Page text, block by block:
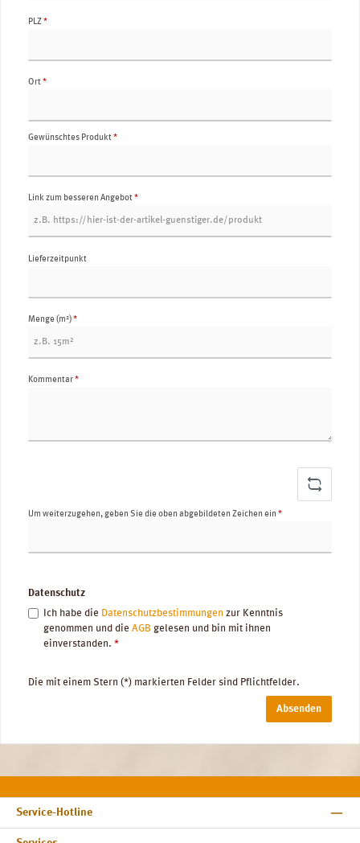
PLZ*
Ort*
Gewünschtes Produkt*
Link zum besseren Angebot*
Lieferzeitpunkt
Menge (m²)*
Kommentar*
Um weiterzugehen, geben Sie die oben abgebildeten Zeichen ein *
Datenschutz
Ich habe die Datenschutzbestimmungen zur Kenntnis
genommen und die AGB gelesen und bin mit ihnen
einverstanden. *
Die mit einem Stern (*) markierten Felder sind Pflichtfelder.
Absenden
Service-Hotline